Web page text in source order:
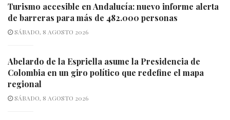
Turismo accesible en Andalucía: nuevo informe alerta
de barreras para más de 482.000 personas
SÁBADO, 8 AGOSTO 2026
Abelardo de la Espriella asume la Presidencia de
Colombia en un giro político que redefine el mapa
regional
SÁBADO, 8 AGOSTO 2026